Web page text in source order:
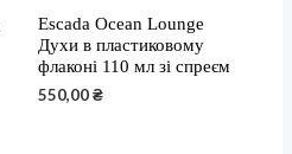
Escada Ocean Lounge
Духи в пластиковому
флаконі 110 мл зі спреєм
550,00₴